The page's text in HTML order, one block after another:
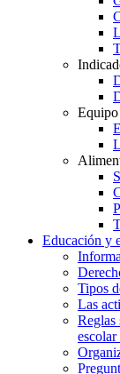
Equipo
Educación y
Tipos
Las
Reglas
escolar